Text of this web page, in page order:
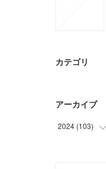
カテゴリ
アーカイブ
2024 (103)